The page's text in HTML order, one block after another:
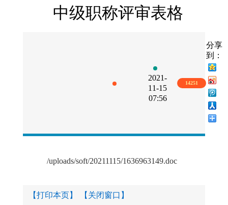
中级职称评审表格
2021-
11-15
07:56
14251
分享
到：
/uploads/soft/20211115/1636963149.doc
【打印本页】 【关闭窗口】